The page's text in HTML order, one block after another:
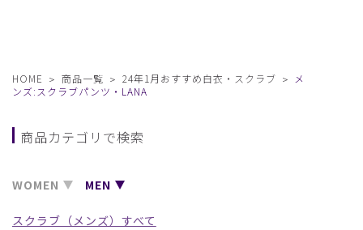
HOME 商品一覧 24年1月おすすめ白衣・スクラブ
メ
ンズ:スクラブパンツ・LANA
商品カテゴリで検索
WOMEN MEN
スクラブ（メンズ）すべて